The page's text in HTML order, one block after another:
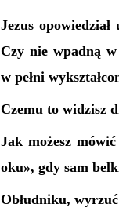
Jezus
Czy nie wpadną
w pełni
Czemu to widzisz
Jak możesz
oku», gdy sam
Obłudniku,